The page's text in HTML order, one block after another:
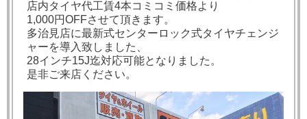
店内タイヤ代工賃4本コミコミ価格より
1,000円OFFさせて頂きます。
多治見店に最新式センターロック式タイヤチェンジ
ャーを導入致しました、
28インチ15J迄対応可能となりました。
是非ご来店ください。